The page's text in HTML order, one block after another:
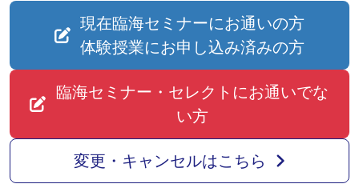
現在臨海セミナーにお通いの方
体験授業にお申し込み済みの方
臨海セミナー・セレクトにお通いでな
い方
変更・キャンセルはこちら